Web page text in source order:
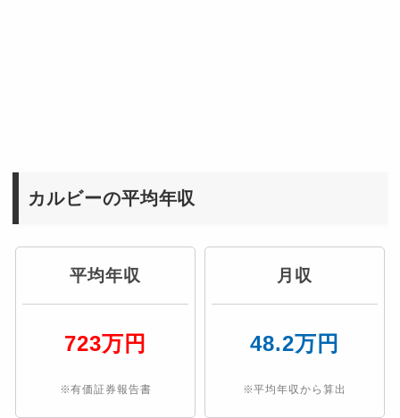
カルビーの平均年収
平均年収
723万円
※有価証券報告書
月収
48.2万円
※平均年収から算出